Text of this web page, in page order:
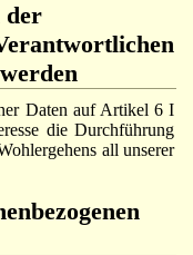
der
Daten auf Artikel 6 I
die Durchführung
all unserer